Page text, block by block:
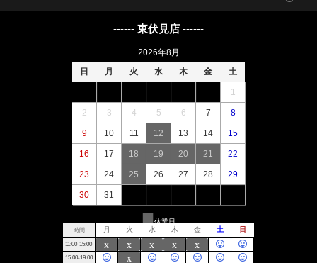
------ 東伏見店 ------